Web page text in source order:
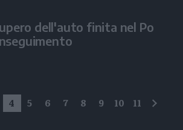
dell'auto finita nel Po
4 5 6 7 8 9 10 11